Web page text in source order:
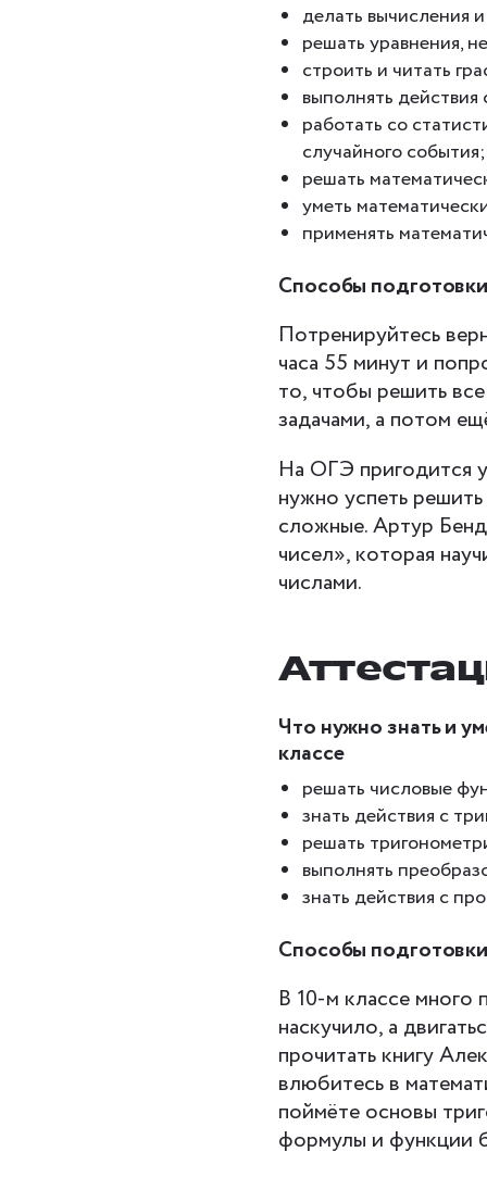
делать вычисления
решать уравнения,
строить и читать
выполнять
работать со
случайного события;
решать
уметь
применять
Способы
Потренируйтесь
часа 55 минут и
то, чтобы решить
задачами, а потом
На ОГЭ пригодится
нужно успеть
сложные. Артур
чисел», которая
числами.
Что нужно знать и
классе
решать числовые
знать действия с
решать
выполнять
знать действия с
Способы подготовки
В 10-м классе много
наскучило, а
прочитать книгу
влюбитесь в
поймёте основы
формулы и функции